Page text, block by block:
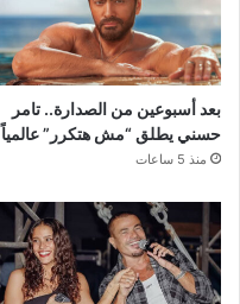
بعد أسبوعين من الصدارة.. تامر
حسني يطلق “مش هتكرر” عالمياً
منذ 5 ساعات